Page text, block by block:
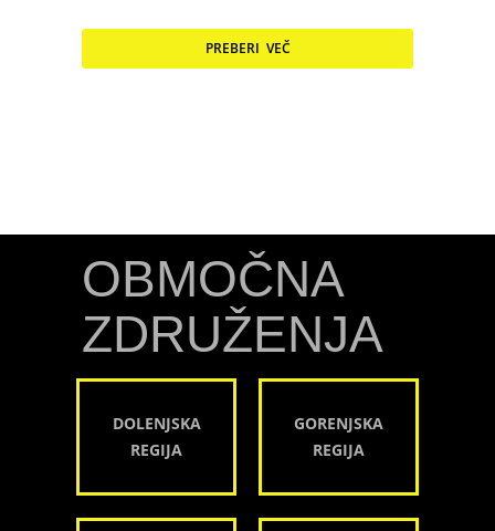
PREBERI VEČ
OBMOČNA
ZDRUŽENJA
DOLENJSKA
REGIJA
GORENJSKA
REGIJA